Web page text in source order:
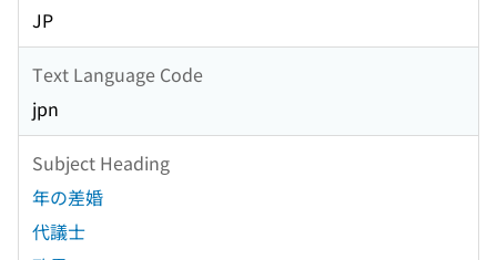
JP
Text Language Code
jpn
Subject Heading
年の差婚
代議士